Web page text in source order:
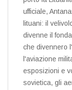
ufficiale,
lituani: il
divenne il
che divennero
l'aviazione
esposizioni e
sovietica, gli